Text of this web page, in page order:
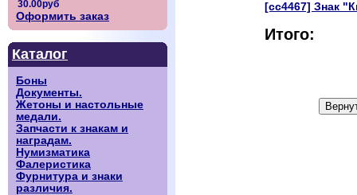
Оформить заказ
Каталог
Боны
Документы.
Жетоны и настольные
медали.
Запчасти к знакам и
наградам.
Нумизматика
Фалеристика
Фурнитура и знаки
различия.
[сс4467] Знак
Итого: